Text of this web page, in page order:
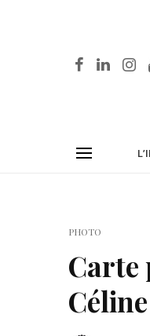
PHOTO
Carte